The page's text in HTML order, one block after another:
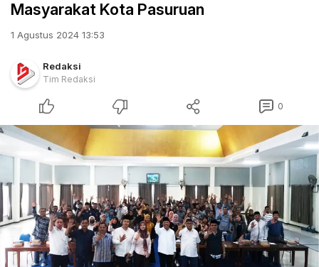
Masyarakat Kota Pasuruan
1 Agustus 2024 13:53
Redaksi
Tim Redaksi
0